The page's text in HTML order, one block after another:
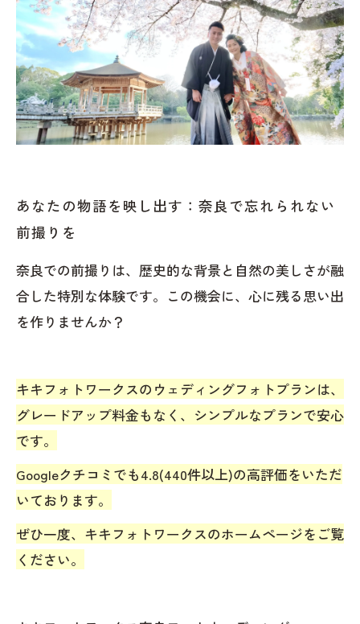
あなたの物語を映し出す：奈良で忘れられない
前撮りを
奈良での前撮りは、歴史的な背景と自然の美しさが融
合した特別な体験です。この機会に、心に残る思い出
を作りませんか？
キキフォトワークスのウェディングフォトプランは、
グレードアップ料金もなく、シンプルなプランで安心
です。
Googleクチコミでも4.8(440件以上)の高評価をいただ
いております。
ぜひ一度、キキフォトワークスのホームページをご覧
ください。